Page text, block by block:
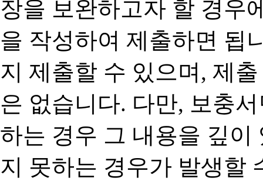
장을 보완하고자 할 경우
을 작성하여 제출하면 됩
지 제출할 수 있으며, 제
은 없습니다. 다만, 보충
하는 경우 그 내용을 깊이
지 못하는 경우가 발생할